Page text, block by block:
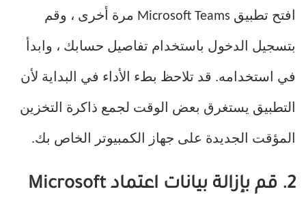
افتح تطبيق Microsoft Teams مرة أخرى ، وقم
بتسجيل الدخول باستخدام تفاصيل حسابك ، وابدأ
في استخدامه. قد تلاحظ بطء الأداء في البداية لأن
التطبيق يستغرق بعض الوقت لجمع ذاكرة التخزين
المؤقت الجديدة على جهاز الكمبيوتر الخاص بك.
2. قم بإزالة بيانات اعتماد Microsoft